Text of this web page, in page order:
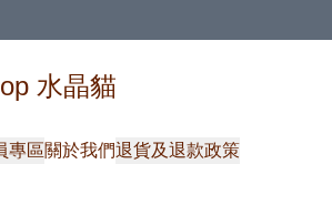
水晶貓
專區關於我們退貨及退款政策